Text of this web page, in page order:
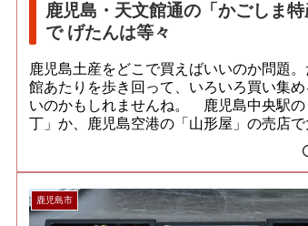
鹿児島・天文館通の「かごしま特
で げたんは等々
鹿児島土産をどこで買えばいいのか問題
館あたりを歩き回って、いろいろ買い集
いのかもしれませんね。 鹿児島中央駅の
丁」か、鹿児島空港の「山形屋」の売店
鹿児島市